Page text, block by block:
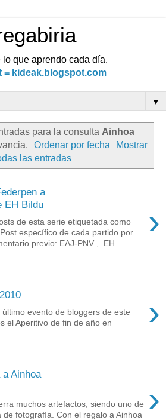
que aprendo cada día.
= kideak.blogspot.com
▼
para la consulta Ainhoa
Ordenar por fecha
Mostrar
las entradas
a
EH Bildu
›
de esta serie etiquetada como
específico de cada partido por
previo: EAJ-PNV , EH...
›
evento de bloggers de este
el Aperitivo de fin de año en
Ainhoa
›
muchos artefactos, siendo uno de
de fotografía. Con el regalo a Ainhoa